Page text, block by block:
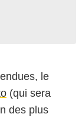
le
(qui sera
des plus